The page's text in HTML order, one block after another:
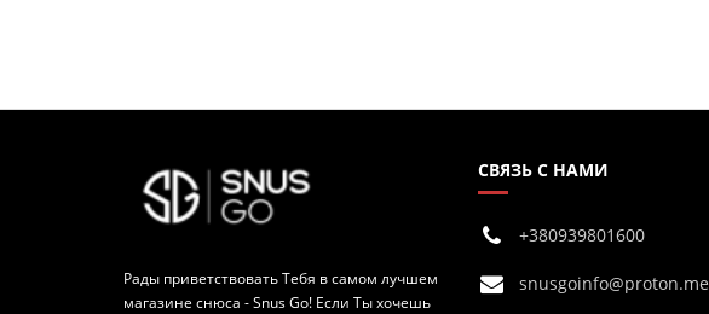
Рады приветствовать Тебя в самом лучшем
магазине снюса - Snus Go! Если Ты хочешь
СВЯЗЬ С НАМИ
+380939801600
snusgoinfo@proton.me